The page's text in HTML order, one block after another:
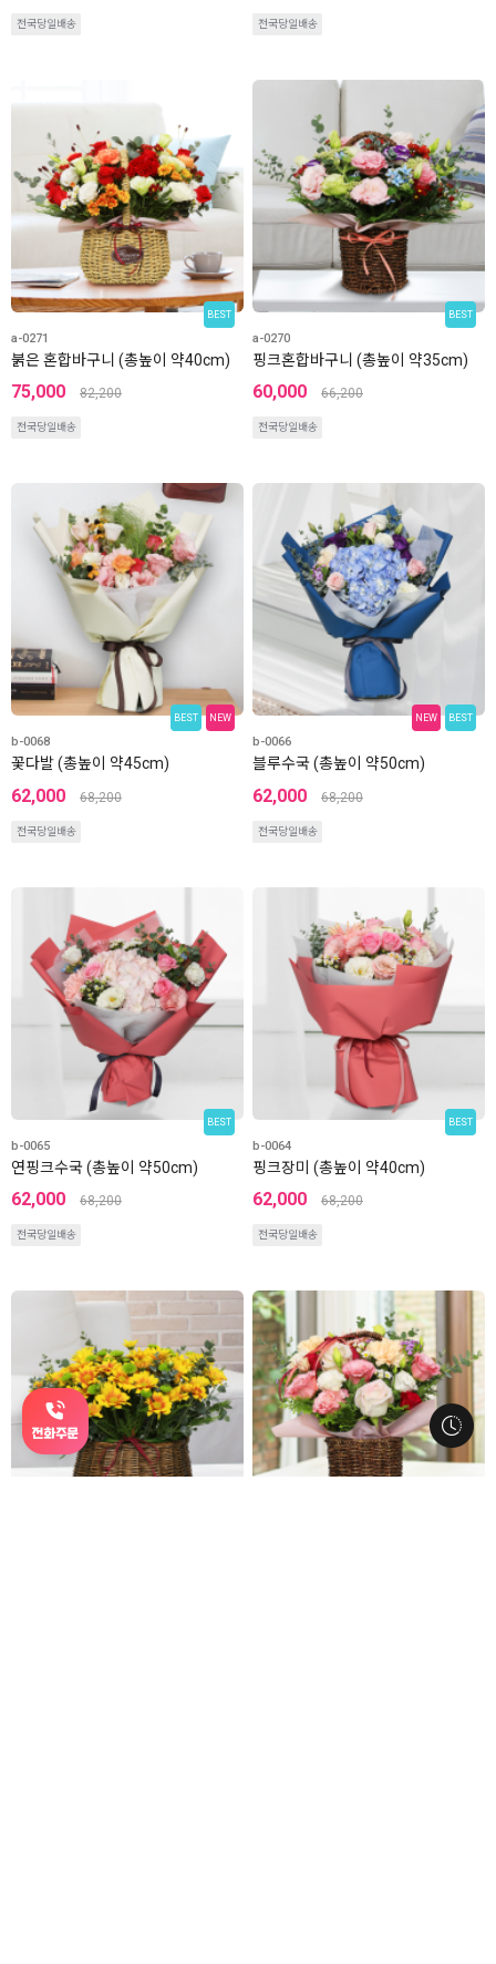
전국당일배송 전국당일배송
BEST
a-0271
붉은 혼합바구니 (총높이 약40cm)
75,000 82,200
전국당일배송
BEST
a-0270
핑크혼합바구니 (총높이 약35cm)
60,000 66,200
전국당일배송
BEST NEW
b-0068
꽃다발 (총높이 약45cm)
62,000 68,200
전국당일배송
NEW BEST
b-0066
블루수국 (총높이 약50cm)
62,000 68,200
전국당일배송
BEST
b-0065
연핑크수국 (총높이 약50cm)
62,000 68,200
전국당일배송
BEST
b-0064
핑크장미 (총높이 약40cm)
62,000 68,200
전국당일배송